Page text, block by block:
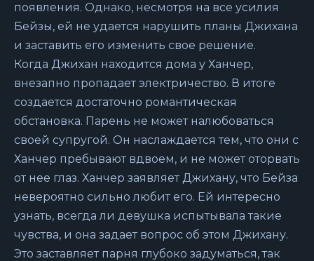
появления. Однако, несмотря на все усилия
Бейзы, ей не удается нарушить планы Джихана
и заставить его изменить свое решение.
Когда Джихан находится дома у Ханчер,
внезапно пропадает электричество. В итоге
создается достаточно романтическая
обстановка. Парень не может налюбоваться
своей супругой. Он наслаждается тем, что они с
Ханчер пребывают вдвоем, и не может оторвать
от нее глаз. Ханчер заявляет Джихану, что Бейза
невероятно сильно любит его. Ей интересно
узнать, всегда ли девушка испытывала такие
чувства, и она задает вопрос об этом Джихану.
Это заставляет парня глубоко задуматься, так